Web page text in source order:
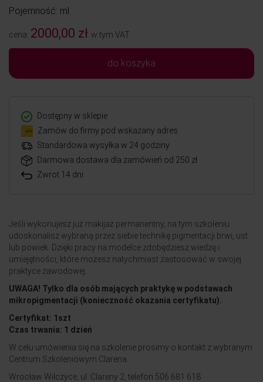
Pojemność: ml
cena: 2000,00 zł w tym VAT
do koszyka
Dostępny w sklepie
Zamów do firmy pod wskazany adres
Standardowa wysyłka w 24 godziny
Darmowa dostawa dla zamówień od 250 zł
Zwrot 14 dni
Jeśli wykonujesz już makijaż permanentny, na tym szkoleniu
udoskonalisz wybraną przez siebie technikę pigmentacji brwi, ust
lub powiek. Dzięki pracy na modelce zdobędziesz wiedzę i
umiejętności, które możesz natychmiast zastosować w swojej
praktyce zawodowej.
UWAGA! Tylko dla osób mających praktykę w podstawach
mikropigmentacji (konieczność okazania certyfikatu).
Certyfikat: 1szt
Czas trwania: 1 dzień
W celu umówienia się na szkolenie prosimy o kontakt z wybranym
Centrum Szkoleniowym Clarena.
Wrocław Wilczyce, ul. Clareny 2, telefon 506 681 618